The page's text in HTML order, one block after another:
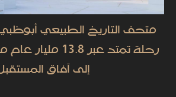
متحف التاريخ الطبيعي
رحلة تمتد عبر
إلى آفاق